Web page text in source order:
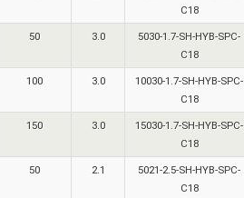
C18
50 3.0
5030-1.7-SH-HYB-SPC-
C18
100 3.0
10030-1.7-SH-HYB-SPC-
C18
150 3.0
15030-1.7-SH-HYB-SPC-
C18
50 2.1
5021-2.5-SH-HYB-SPC-
C18